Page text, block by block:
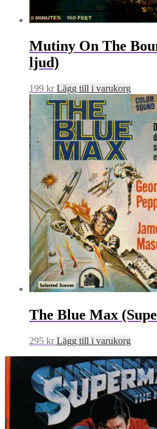
Mutiny On The
ljud)
199 kr Lägg till i varukorg
The Blue Max
295 kr Lägg till i varukorg